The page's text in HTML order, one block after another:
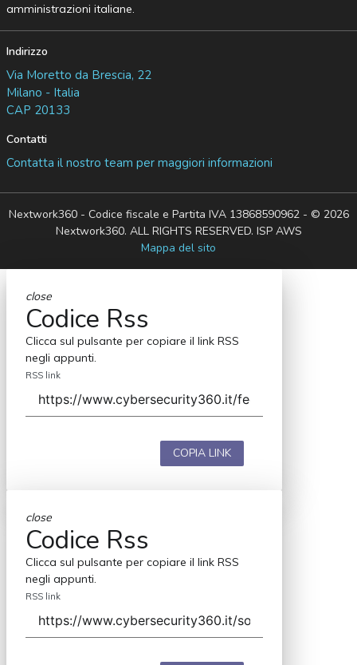
amministrazioni italiane.
Indirizzo
Via Moretto da Brescia, 22
Milano - Italia
CAP 20133
Contatti
Contatta il nostro team per maggiori informazioni
Nextwork360 - Codice fiscale e Partita IVA 13868590962 - © 2026
Nextwork360. ALL RIGHTS RESERVED. ISP AWS
Mappa del sito
close
Codice Rss
Clicca sul pulsante per copiare il link RSS
negli appunti.
RSS link
COPIA LINK
close
Codice Rss
Clicca sul pulsante per copiare il link RSS
negli appunti.
RSS link